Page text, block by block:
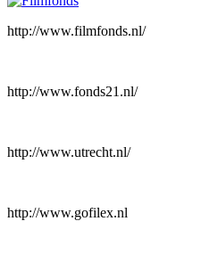
http://www.filmfonds.nl/
http://www.fonds21.nl/
http://www.utrecht.nl/
http://www.gofilex.nl